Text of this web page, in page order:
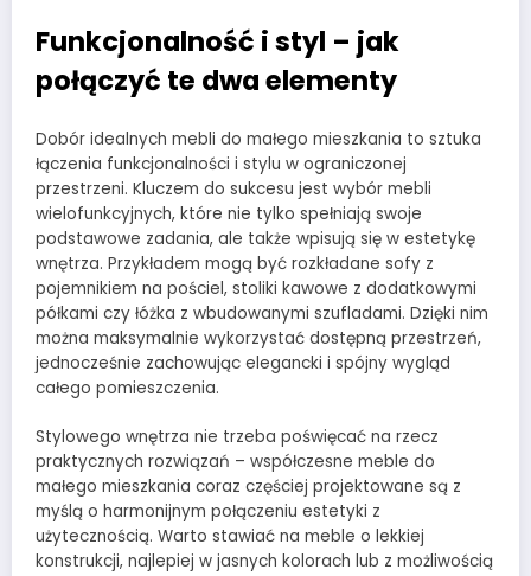
Funkcjonalność i styl – jak
połączyć te dwa elementy
Dobór idealnych mebli do małego mieszkania to sztuka
łączenia funkcjonalności i stylu w ograniczonej
przestrzeni. Kluczem do sukcesu jest wybór mebli
wielofunkcyjnych, które nie tylko spełniają swoje
podstawowe zadania, ale także wpisują się w estetykę
wnętrza. Przykładem mogą być rozkładane sofy z
pojemnikiem na pościel, stoliki kawowe z dodatkowymi
półkami czy łóżka z wbudowanymi szufladami. Dzięki nim
można maksymalnie wykorzystać dostępną przestrzeń,
jednocześnie zachowując elegancki i spójny wygląd
całego pomieszczenia.
Stylowego wnętrza nie trzeba poświęcać na rzecz
praktycznych rozwiązań – współczesne meble do
małego mieszkania coraz częściej projektowane są z
myślą o harmonijnym połączeniu estetyki z
użytecznością. Warto stawiać na meble o lekkiej
konstrukcji, najlepiej w jasnych kolorach lub z możliwością